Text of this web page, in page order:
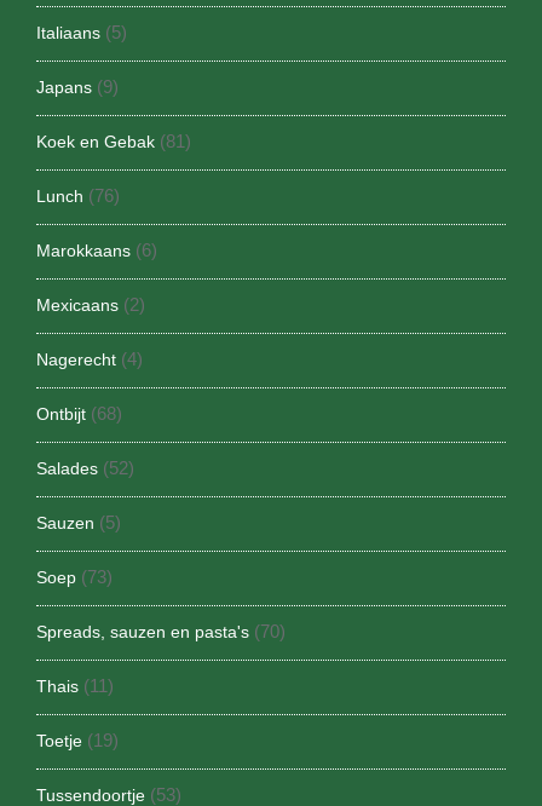
Italiaans (5)
Japans (9)
Koek en Gebak (81)
Lunch (76)
Marokkaans (6)
Mexicaans (2)
Nagerecht (4)
Ontbijt (68)
Salades (52)
Sauzen (5)
Soep (73)
Spreads, sauzen en pasta's (70)
Thais (11)
Toetje (19)
Tussendoortje (53)